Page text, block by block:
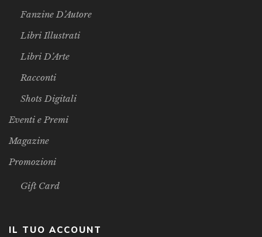
Fanzine D’Autore
Libri Illustrati
Libri D’Arte
Racconti
Shots Digitali
Eventi e Premi
Magazine
Promozioni
Gift Card
IL TUO ACCOUNT